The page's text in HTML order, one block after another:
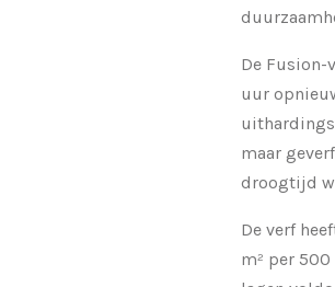
De Fusion-
uur
maar
droogtijd
De verf
m² per